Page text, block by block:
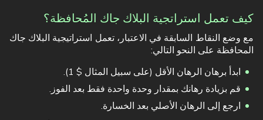
كيف تعمل استراتجية البلاك جاك المُحافظة؟
مع وضع النقاط السابقة في الاعتبار، تعمل استراتيجية البلاك جاك
المحافظة على النحو التالي:
ابدأ برهان الرهان الأقل (على سبيل المثال $ 1).
قم بزيادة رهانك بمقدار وحدة واحدة فقط بعد الفوز.
ارجع إلى الرهان الأصلي بعد الخسارة.